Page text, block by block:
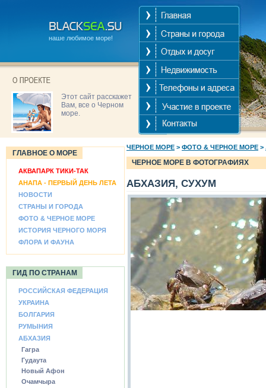
наше любимое море!
Этот сайт расскажет
Вам, все о Черном
море.
ГЛАВНОЕ О МОРЕ
АКВАПАРК ТИКИ-ТАК
АНАПА - ПЕРВЫЙ ДЕНЬ ЛЕТА
НОВОСТИ
СТРАНЫ И ГОРОДА
ФОТО & ЧЕРНОЕ МОРЕ
ИСТОРИЯ ЧЕРНОГО МОРЯ
ФЛОРА И ФАУНА
ГИД ПО СТРАНАМ
РОССИЙСКАЯ ФЕДЕРАЦИЯ
УКРАИНА
БОЛГАРИЯ
РУМЫНИЯ
АБХАЗИЯ
Гагра
Гудаута
Новый Афон
Очамчыра
ЧЕРНОЕ МОРЕ > ФОТО & ЧЕРНОЕ МОРЕ >
ЧЕРНОЕ МОРЕ В ФОТОГРАФИЯХ
АБХАЗИЯ, СУХУМ